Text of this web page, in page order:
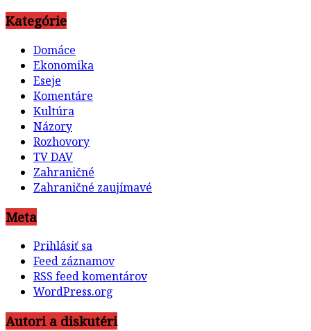
Kategórie
Domáce
Ekonomika
Eseje
Komentáre
Kultúra
Názory
Rozhovory
TV DAV
Zahraničné
Zahraničné zaujímavé
Meta
Prihlásiť sa
Feed záznamov
RSS feed komentárov
WordPress.org
Autori a diskutéri